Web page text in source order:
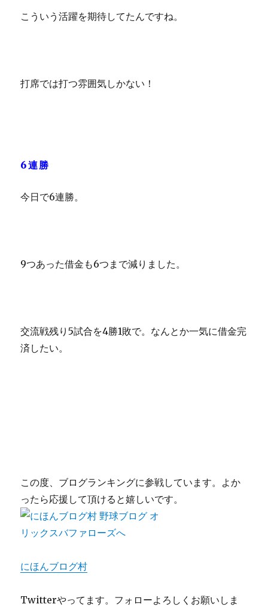
こういう活躍を期待してたんですね。
打席では打つ雰囲気しかない！
6連勝
今日で6連勝。
9つあった借金も6つまで減りました。
交流戦残り5試合を4勝1敗で。なんとか一気に借金完
済したい。
この度、ブログランキングに参戦しています。よか
ったら応援して頂けると嬉しいです。
にほんブログ村
Twitterやってます。フォローよろしくお願いしま